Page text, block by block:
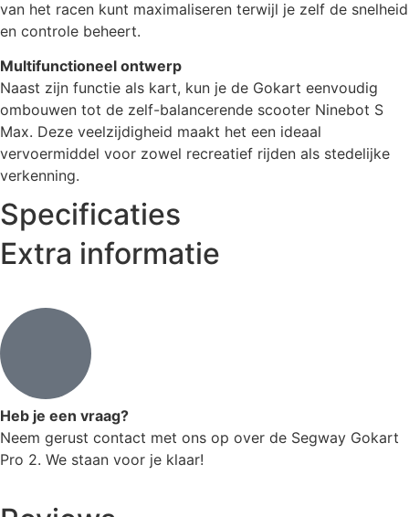
van het racen kunt maximaliseren terwijl je zelf de snelheid
en controle beheert.
Multifunctioneel ontwerp
Naast zijn functie als kart, kun je de Gokart eenvoudig
ombouwen tot de zelf-balancerende scooter Ninebot S
Max. Deze veelzijdigheid maakt het een ideaal
vervoermiddel voor zowel recreatief rijden als stedelijke
verkenning.
Specificaties
Extra informatie
Heb je een vraag?
Neem gerust contact met ons op over de Segway Gokart
Pro 2. We staan voor je klaar!